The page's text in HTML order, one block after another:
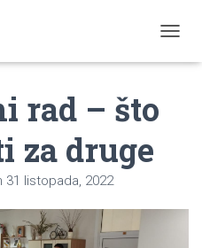
rad – što
za druge
31 listopada, 2022